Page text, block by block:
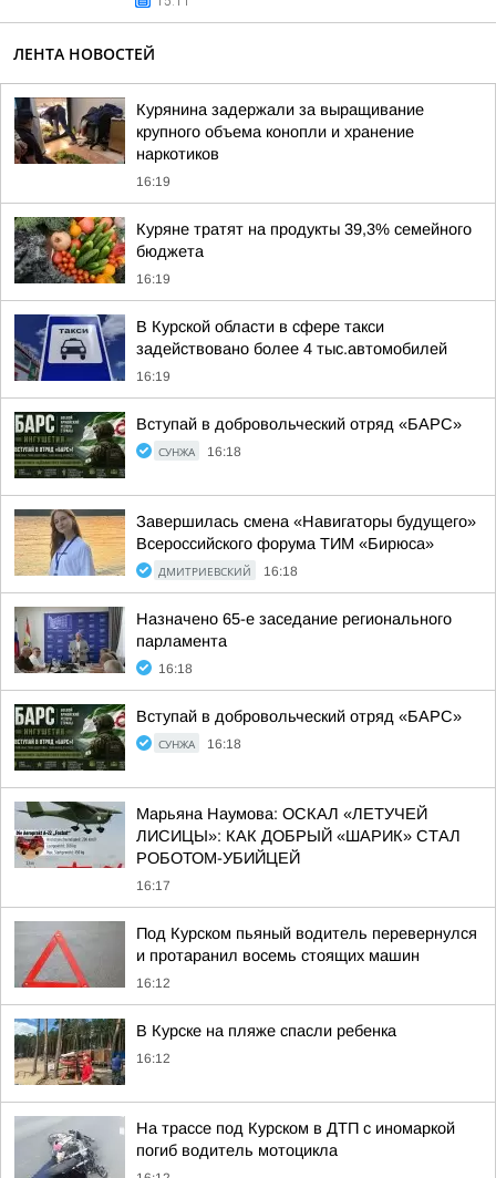
ЛЕНТА НОВОСТЕЙ
Курянина задержали за выращивание
крупного объема конопли и хранение
наркотиков
16:19
Куряне тратят на продукты 39,3% семейного
бюджета
16:19
В Курской области в сфере такси
задействовано более 4 тыс.автомобилей
16:19
Вступай в добровольческий отряд «БАРС»
СУНЖА 16:18
Завершилась смена «Навигаторы будущего»
Всероссийского форума ТИМ «Бирюса»
ДМИТРИЕВСКИЙ 16:18
Назначено 65-е заседание регионального
парламента
16:18
Вступай в добровольческий отряд «БАРС»
СУНЖА 16:18
Марьяна Наумова: ОСКАЛ «ЛЕТУЧЕЙ
ЛИСИЦЫ»: КАК ДОБРЫЙ «ШАРИК» СТАЛ
РОБОТОМ-УБИЙЦЕЙ
16:17
Под Курском пьяный водитель перевернулся
и протаранил восемь стоящих машин
16:12
В Курске на пляже спасли ребенка
16:12
На трассе под Курском в ДТП с иномаркой
погиб водитель мотоцикла